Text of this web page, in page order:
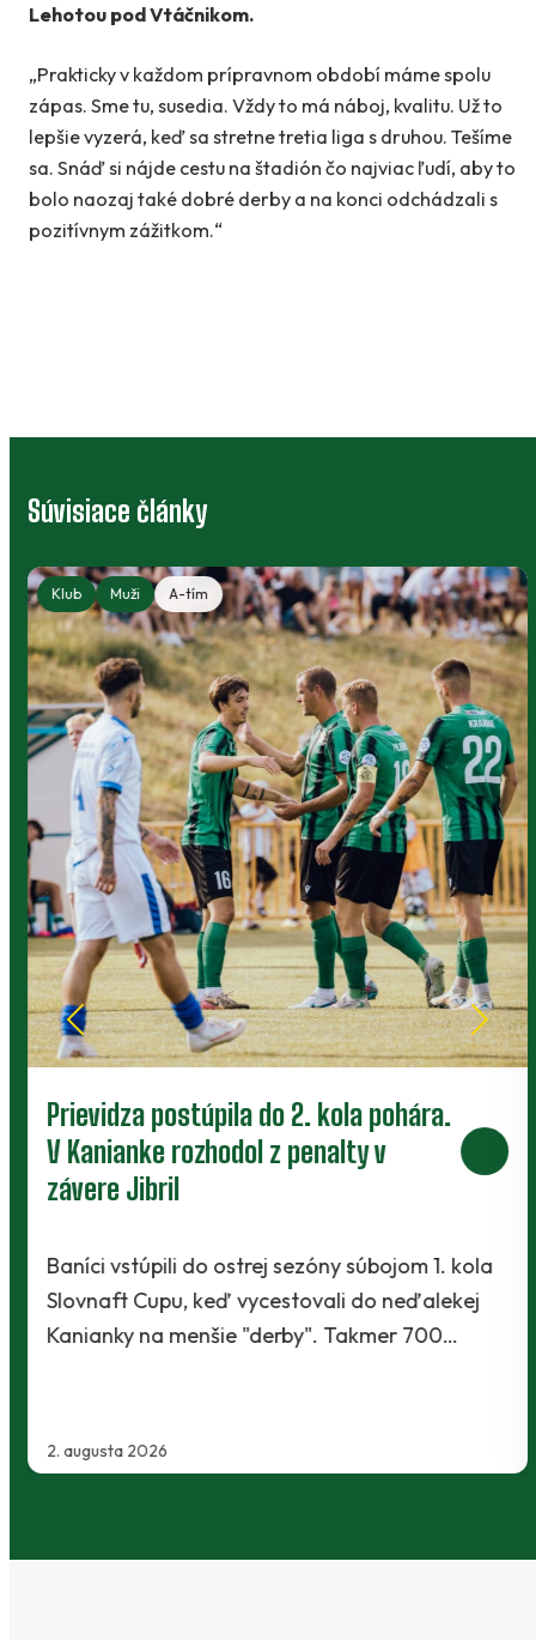
Lehotou pod Vtáčnikom.
„Prakticky v každom prípravnom období máme spolu
zápas. Sme tu, susedia. Vždy to má náboj, kvalitu. Už to
lepšie vyzerá, keď sa stretne tretia liga s druhou. Tešíme
sa. Snáď si nájde cestu na štadión čo najviac ľudí, aby to
bolo naozaj také dobré derby a na konci odchádzali s
pozitívnym zážitkom.“
Súvisiace články
Klub Muži A-tím
Prievidza postúpila do 2. kola pohára.
V Kanianke rozhodol z penalty v
závere Jibril
2. augusta 2026
Baníci vstúpili do ostrej sezóny súbojom 1. kola
Slovnaft Cupu, keď vycestovali do neďalekej
Kanianky na menšie "derby". Takmer 700…